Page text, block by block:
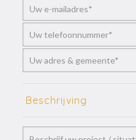
Beschrijving